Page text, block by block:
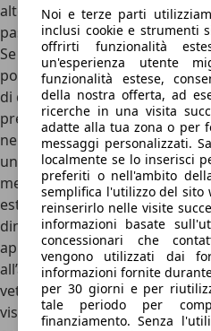
altezza 1,77 metri
passo 3,15 metri
Se a prima impatto le
possono apparire ridotte,
di quanto sembri.
presenta dimensioni
nella sua categoria,
un doppia cabina. La
metri (a seconda della
esteso, misurando circa 3,15
dimensioni importanti, come
appare compatta. Questo
all’andamento delle linee a
vetri verso il posteriore, il che
vista e aggiunge un tocco di
Noi e terze parti
inclusi cookie e strumenti
offrirti funzionalità
un'esperienza utente
funzionalità estese,
della nostra offerta, ad
ricerche in una visita
adatte alla tua zona o per
messaggi personalizzati.
localmente se lo inserisci
preferiti o nell'ambito
semplifica l'utilizzo del sito
reinserirlo nelle visite
informazioni basate
concessionari che
vengono utilizzati dai
informazioni fornite
per 30 giorni e per
tale periodo per
finanziamento. Senza